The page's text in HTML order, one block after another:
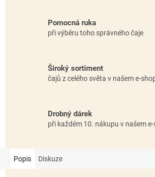
Pomocná ruka
při výběru toho správného čaje
Široký sortiment
čajů z celého světa v našem e-
Drobný dárek
při každém 10. nákupu v našem
Popis Diskuze